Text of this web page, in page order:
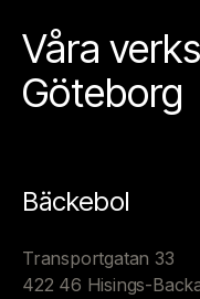
Våra
Göteborg
Bäckebol
Transportgatan 33
422 46 Hisings-